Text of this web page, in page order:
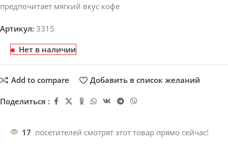
предпочитает мягкий вкус кофе
Артикул: 3315
Нет в наличии
Add to compare Добавить в список желаний
Поделиться :
17 посетителей смотрят этот товар прямо сейчас!